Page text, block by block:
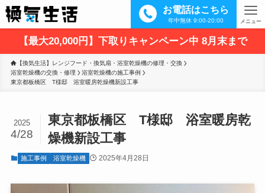
お電話はこちら
年中無休 9:00-20:00 メニュー
【最大20,000円】下取りキャンペーン中 8月末まで
【換気生活】レンジフード・換気扇・浴室乾燥機の修理・交換
浴室乾燥機の交換・修理
浴室乾燥機の施工事例
東京都板橋区　T様邸　浴室暖房乾燥機新設工事
東京都板橋区 T様邸 浴室暖房乾
燥機新設工事
2025
4/28
施工事例 浴室乾燥機 2025年4月28日